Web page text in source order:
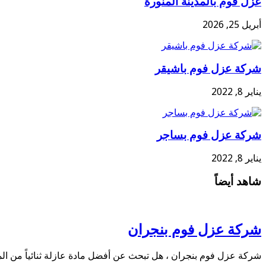
أبريل 25, 2026
شركة عزل فوم باشيقر
يناير 8, 2022
شركة عزل فوم بساجر
يناير 8, 2022
شاهد أيضاً
شركة عزل فوم بنجران
شركة عزل فوم بنجران ، هل تبحث عن أفضل مادة عازلة ثنائياً من